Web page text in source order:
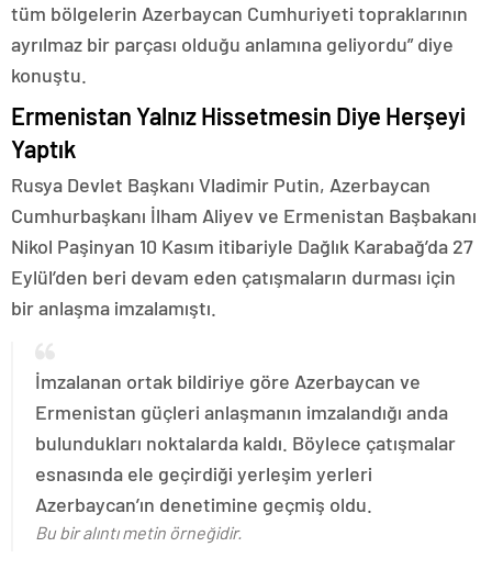
tüm bölgelerin Azerbaycan Cumhuriyeti topraklarının
ayrılmaz bir parçası olduğu anlamına geliyordu” diye
konuştu.
Ermenistan Yalnız Hissetmesin Diye Herşeyi
Yaptık
Rusya Devlet Başkanı Vladimir Putin, Azerbaycan
Cumhurbaşkanı İlham Aliyev ve Ermenistan Başbakanı
Nikol Paşinyan 10 Kasım itibariyle Dağlık Karabağ’da 27
Eylül’den beri devam eden çatışmaların durması için
bir anlaşma imzalamıştı.
İmzalanan ortak bildiriye göre Azerbaycan ve
Ermenistan güçleri anlaşmanın imzalandığı anda
bulundukları noktalarda kaldı. Böylece çatışmalar
esnasında ele geçirdiği yerleşim yerleri
Azerbaycan’ın denetimine geçmiş oldu.
Bu bir alıntı metin örneğidir.